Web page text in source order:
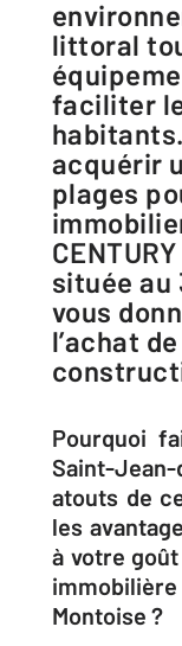
littoral
faciliter
acquérir
plages
située au
vous
l’achat
Pourquoi
Saint-
atouts de
les
à votre
Montoise ?